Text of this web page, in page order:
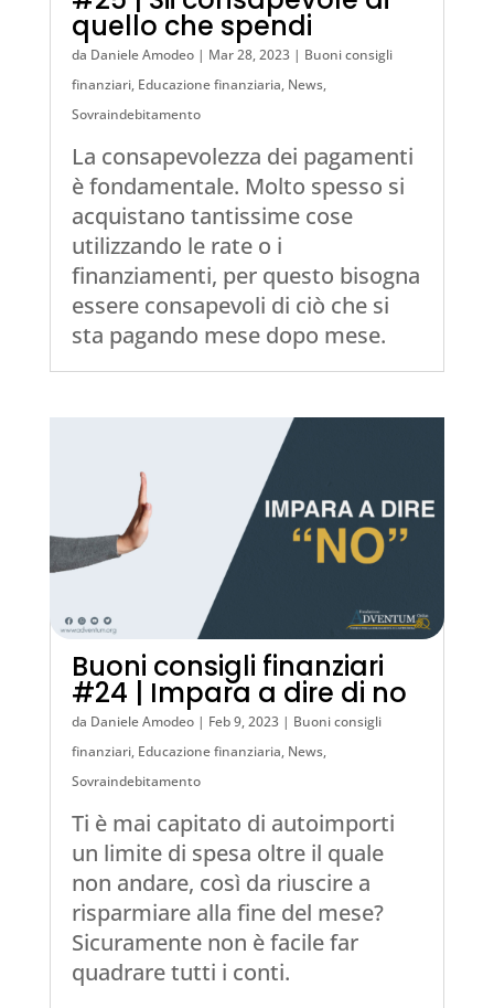
quello che spendi
da Daniele Amodeo| Mar 28, 2023| Buoni consigli
finanziari, Educazione finanziaria, News,
Sovraindebitamento
La consapevolezza dei pagamenti
è fondamentale. Molto spesso si
acquistano tantissime cose
utilizzando le rate o i
finanziamenti, per questo bisogna
essere consapevoli di ciò che si
sta pagando mese dopo mese.
Buoni consigli finanziari
#24 | Impara a dire di no
da Daniele Amodeo| Feb 9, 2023| Buoni consigli
finanziari, Educazione finanziaria, News,
Sovraindebitamento
Ti è mai capitato di autoimporti
un limite di spesa oltre il quale
non andare, così da riuscire a
risparmiare alla fine del mese?
Sicuramente non è facile far
quadrare tutti i conti.